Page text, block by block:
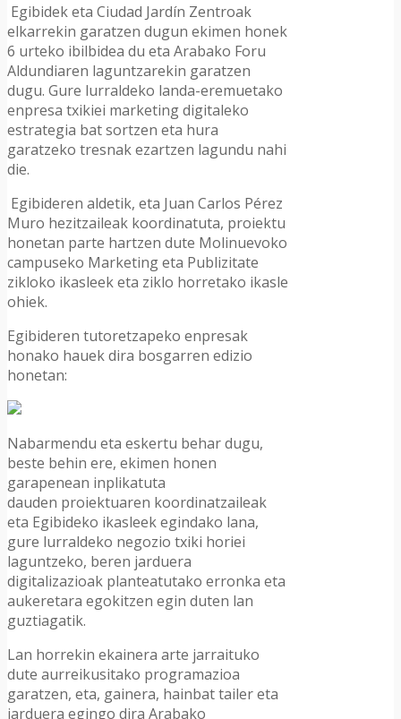
Egibidek eta Ciudad Jardín Zentroak
elkarrekin garatzen dugun ekimen honek
6 urteko ibilbidea du eta Arabako Foru
Aldundiaren laguntzarekin garatzen
dugu. Gure lurraldeko landa-eremuetako
enpresa txikiei marketing digitaleko
estrategia bat sortzen eta hura
garatzeko tresnak ezartzen lagundu nahi
die.
Egibideren aldetik, eta Juan Carlos Pérez
Muro hezitzaileak koordinatuta, proiektu
honetan parte hartzen dute Molinuevoko
campuseko Marketing eta Publizitate
zikloko ikasleek eta ziklo horretako ikasle
ohiek.
Egibideren tutoretzapeko enpresak
honako hauek dira bosgarren edizio
honetan:
Nabarmendu eta eskertu behar dugu,
beste behin ere, ekimen honen
garapenean inplikatuta
dauden proiektuaren koordinatzaileak
eta Egibideko ikasleek egindako lana,
gure lurraldeko negozio txiki horiei
laguntzeko, beren jarduera
digitalizazioak planteatutako erronka eta
aukeretara egokitzen egin duten lan
guztiagatik.
Lan horrekin ekainera arte jarraituko
dute aurreikusitako programazioa
garatzen, eta, gainera, hainbat tailer eta
jarduera egingo dira Arabako